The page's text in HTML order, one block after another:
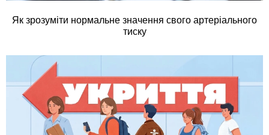
Як зрозуміти нормальне значення свого артеріального
тиску